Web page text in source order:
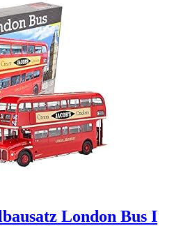
London Bus I